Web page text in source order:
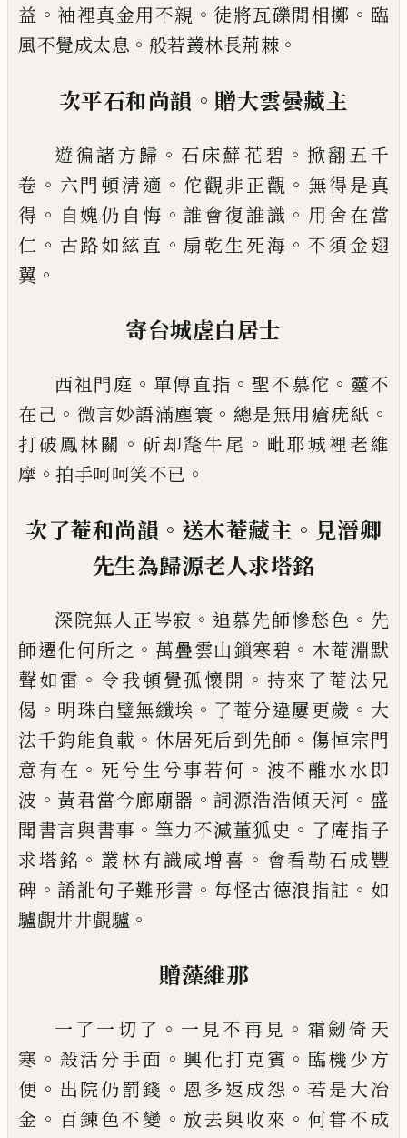
益 。 袖裡真金用不親 。 徒將瓦礫閒相擲 。 臨
風不覺成太息 。 般若叢林長荊棘 。
次平石和尚韻 。 贈大雲曇藏主
遊徧諸方歸 。 石床蘚花碧 。掀翻五千
卷 。 六門頓清適 。 佗觀非正觀 。 無得是真
得 。 自媿仍自悔 。誰會復誰識 。 用舍在當
仁 。 古路如絃直 。 扇乾生死海 。不須金翅
翼 。
寄台城虗白居士
西祖門庭 。 單傳直指 。聖不慕佗 。 靈不
在己 。 微言妙語滿塵寰 。 總是無用瘡疣紙 。
打破鳳林關 。 斫却𣯛牛尾 。 毗耶城裡老維
摩 。 拍手呵呵笑不已 。
次了菴和尚韻 。 送木菴藏主 。 見溍卿
先生為歸源老人求塔銘
深院無人正岑寂 。 追慕先師慘愁色 。 先
師遷化何所之 。 萬疊雲山鎻寒碧 。 木菴淵默
聲如雷 。令我頓覺孤懷開 。 持來了菴法兄
偈 。 明珠白璧無纖埃 。 了菴分違屢更歲 。 大
法千鈞能負載 。 休居死后到先師 。 傷悼宗門
意有在 。死兮生兮事若何 。 波不離水水即
波 。 黃君當今廊廟器 。詞源浩浩傾天河 。 盛
聞書言與書事 。 筆力不減董狐史 。 了庵指子
求塔銘 。 叢林有識咸增喜 。 會看勒石成豐
碑 。誵訛句子難形書 。 每怪古德浪指註 。 如
驢覰井井覰驢 。
贈藻維那
一了一切了 。 一見不再見 。 霜劒倚天
寒 。 殺活分手面 。興化打克賓 。 臨機少方
便 。 出院仍罰錢 。 恩多返成怨 。若是大冶
金 。 百鍊色不變 。放去與收來 。何甞不成